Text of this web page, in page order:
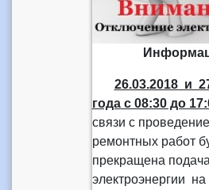
26.03.2018 и
годас 08:30 до
связи с
ремонтных работ
прекращена подача
электроэнергии на